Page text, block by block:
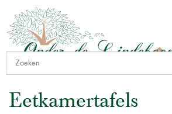
Eetkamertafels